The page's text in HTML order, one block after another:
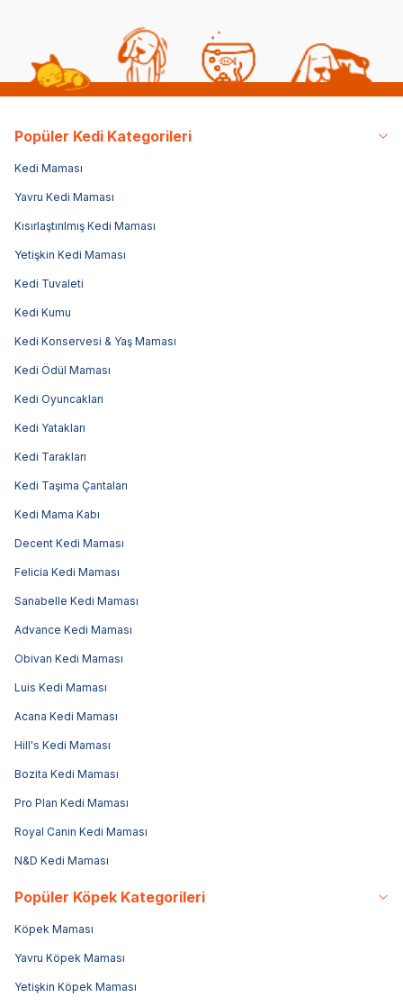
Popüler Kedi Kategorileri
Kedi Maması
Yavru Kedi Maması
Kısırlaştırılmış Kedi Maması
Yetişkin Kedi Maması
Kedi Tuvaleti
Kedi Kumu
Kedi Konservesi & Yaş Maması
Kedi Ödül Maması
Kedi Oyuncakları
Kedi Yatakları
Kedi Tarakları
Kedi Taşıma Çantaları
Kedi Mama Kabı
Decent Kedi Maması
Felicia Kedi Maması
Sanabelle Kedi Maması
Advance Kedi Maması
Obivan Kedi Maması
Luis Kedi Maması
Acana Kedi Maması
Hill's Kedi Maması
Bozita Kedi Maması
Pro Plan Kedi Maması
Royal Canin Kedi Maması
N&D Kedi Maması
Popüler Köpek Kategorileri
Köpek Maması
Yavru Köpek Maması
Yetişkin Köpek Maması